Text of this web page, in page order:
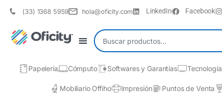
(33) 1368 5959 hola@oficity.com LinkedIn Facebook
Papelería Cómputo Softwares y Garantías Tecnología
Mobiliario Offiho Impresión Puntos de Venta